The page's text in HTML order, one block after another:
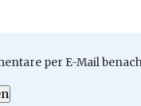
per E-Mail